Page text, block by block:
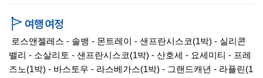
로스앤젤레스 - 솔뱅 - 몬트레이 - 샌프란시스코(1박) - 실리콘
밸리 - 소살리토 - 샌프란시스코(1박) - 산호세 - 요세미티 - 프레
즈노(1박) - 바스토우 - 라스베가스(1박) - 그랜드캐년 - 라플린(1